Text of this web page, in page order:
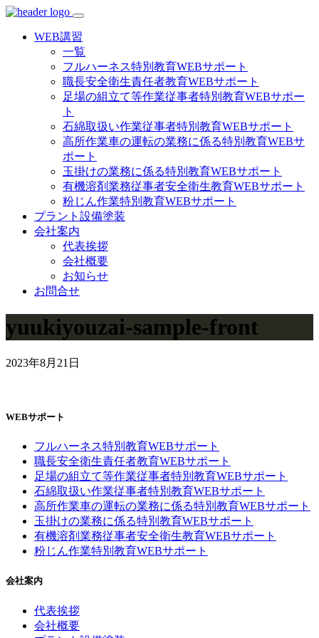
WEB講習
一覧
フルハーネス特別教育WEBサポート
職長安全衛生責任者教育WEBサポート
足場の組立て等作業従事者特別教育WEBサポー
ト
石綿取扱い作業従事者特別教育WEBサポート
高所作業車の運転の業務に係る特別教育WEBサ
ポート
玉掛けの業務に係る特別教育WEBサポート
有機溶剤業務従事者安全衛生教育WEBサポート
粉じん作業特別教育WEBサポート
プラント設備塗装
会社案内
代表挨拶
会社概要
お知らせ
お問合せ
yuukiyouzai-sample-front
2023年8月21日
WEBサポート
フルハーネス特別教育WEBサポート
職長安全衛生責任者教育WEBサポート
足場の組立て等作業従事者特別教育WEBサポート
石綿取扱い作業従事者特別教育WEBサポート
高所作業車の運転の業務に係る特別教育WEBサポート
玉掛けの業務に係る特別教育WEBサポート
有機溶剤業務従事者安全衛生教育WEBサポート
粉じん作業特別教育WEBサポート
会社案内
代表挨拶
会社概要